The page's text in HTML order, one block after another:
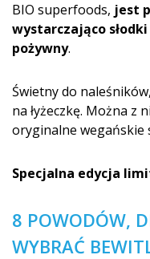
BIO superfoods, jest
wystarczająco
pożywny.
Świetny do
na łyżeczkę. Można z
oryginalne wegańskie
Specjalna edycja
8 POWODÓW,
WYBRAĆ